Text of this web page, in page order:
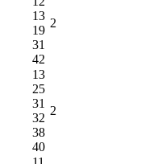
13
19
31
42
2
13
25
31
32
38
40
2